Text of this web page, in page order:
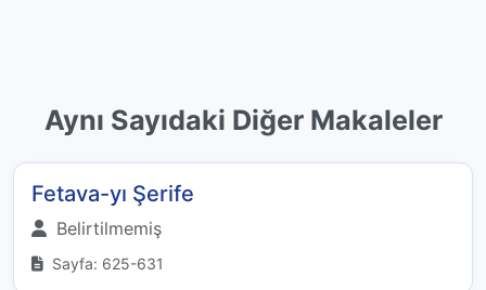
Aynı Sayıdaki Diğer Makaleler
Fetava-yı Şerife
Belirtilmemiş
Sayfa: 625-631